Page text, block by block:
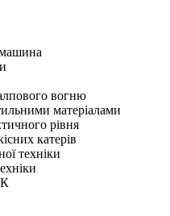
вогню
матеріалами
рівня
катерів
техніки